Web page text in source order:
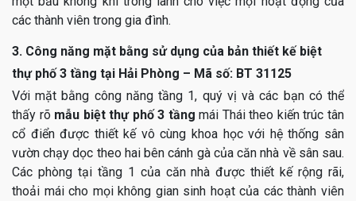
các thành viên trong gia đình.
3. Công năng mặt bằng sử dụng của bản thiết kế biệt
thự phố 3 tầng tại Hải Phòng – Mã số: BT 31125
Với mặt bằng công năng tầng 1, quý vị và các bạn có thể
thấy rõ mẫu biệt thự phố 3 tầngmái Thái theo kiến trúc tân
cổ điển được thiết kế vô cùng khoa học với hệ thống sân
vườn chạy dọc theo hai bên cánh gà của căn nhà về sân sau.
Các phòng tại tầng 1 của căn nhà được thiết kế rộng rãi,
thoải mái cho mọi không gian sinh hoạt của các thành viên